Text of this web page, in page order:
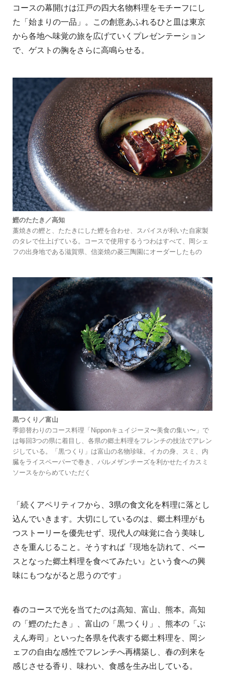
コースの幕開けは江戸の四大名物料理をモチーフにし
た「始まりの一品」。この創意あふれるひと皿は東京
から各地へ味覚の旅を広げていくプレゼンテーション
で、ゲストの胸をさらに高鳴らせる。
鰹のたたき／高知
藁焼きの鰹と、たたきにした鰹を合わせ、スパイスが利いた自家製
のタレで仕上げている。コースで使用するうつわはすべて、岡シェ
フの出身地である滋賀県、信楽焼の菱三陶園にオーダーしたもの
黒つくり／富山
季節替わりのコース料理「Nipponキュイジーヌ〜美食の集い〜」で
は毎回3つの県に着目し、各県の郷土料理をフレンチの技法でアレン
ジしている。「黒つくり」は富山の名物珍味。イカの身、スミ、内
臓をライスペーパーで巻き、パルメザンチーズを利かせたイカスミ
ソースをからめていただく
「続くアペリティフから、3県の食文化を料理に落とし
込んでいきます。大切にしているのは、郷土料理がも
つストーリーを優先せず、現代人の味覚に合う美味し
さを重んじること。そうすれば『現地を訪れて、ベー
スとなった郷土料理を食べてみたい』という食への興
味にもつながると思うのです」
春のコースで光を当てたのは高知、富山、熊本。高知
の「鰹のたたき」、富山の「黒つくり」、熊本の「ぶ
えん寿司」といった各県を代表する郷土料理を、岡シ
ェフの自由な感性でフレンチへ再構築し、春の到来を
感じさせる香り、味わい、食感を生み出している。